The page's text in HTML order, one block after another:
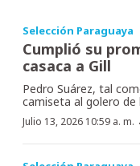
Selección Paraguaya
Cumplió su
casaca a Gill
Pedro Suárez, tal
camiseta al golero de
Julio 13, 2026 10:59 a. m. ·